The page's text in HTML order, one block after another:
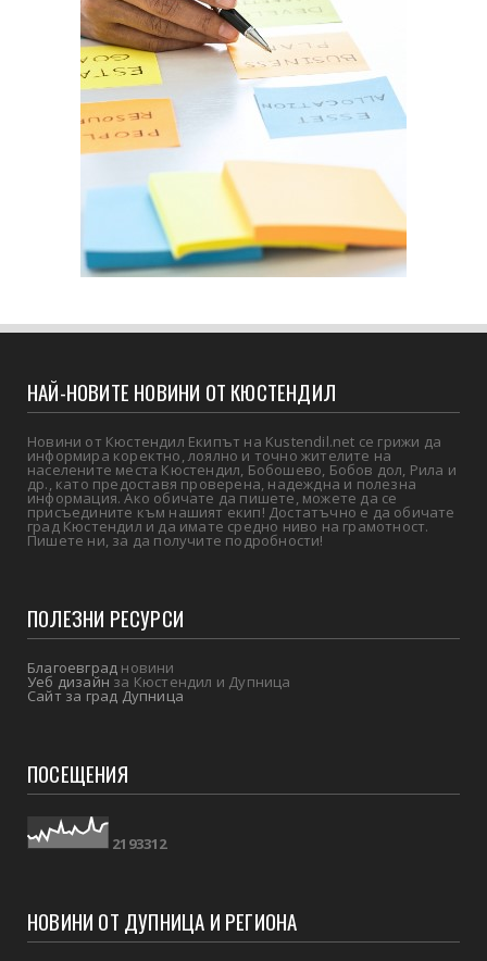
НАЙ-НОВИТЕ НОВИНИ ОТ КЮСТЕНДИЛ
Новини от Кюстендил Екипът на Kustendil.net се грижи да
информира коректно, лоялно и точно жителите на
населените места Кюстендил, Бобошево, Бобов дол, Рила и
др., като предоставя проверена, надеждна и полезна
информация. Ако обичате да пишете, можете да се
присъедините към нашият екип! Достатъчно е да обичате
град Кюстендил и да имате средно ниво на грамотност.
Пишете ни, за да получите подробности!
ПОЛЕЗНИ РЕСУРСИ
Благоевград новини
Уеб дизайнза Кюстендил и Дупница
Сайт за град Дупница
ПОСЕЩЕНИЯ
21 93312
НОВИНИ ОТ ДУПНИЦА И РЕГИОНА